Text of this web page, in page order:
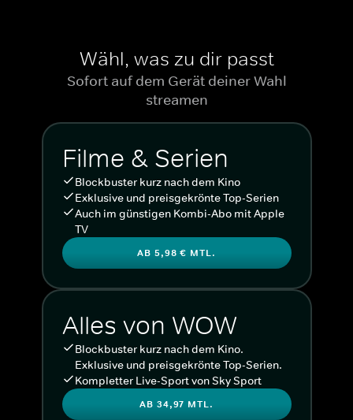
Wähl, was zu dir passt
Sofort auf dem Gerät deiner Wahl
streamen
Filme & Serien
Blockbuster kurz nach dem Kino
Exklusive und preisgekrönte Top-Serien
Auch im günstigen Kombi-Abo mit Apple
TV
AB 5,98 € MTL.
Alles von WOW
Blockbuster kurz nach dem Kino.
Exklusive und preisgekrönte Top-Serien.
Kompletter Live-Sport von Sky Sport
AB 34,97 MTL.